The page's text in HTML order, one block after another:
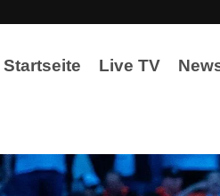
Startseite Live TV